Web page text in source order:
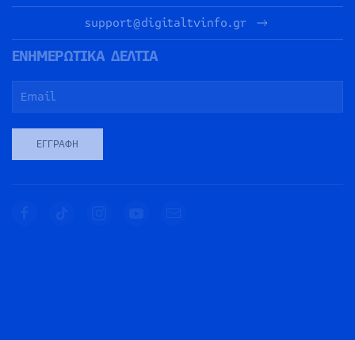
support@digitaltvinfo.gr
ΕΝΗΜΕΡΩΤΙΚΑ ΔΕΛΤΙΑ
ΕΓΓΡΑΦΉ